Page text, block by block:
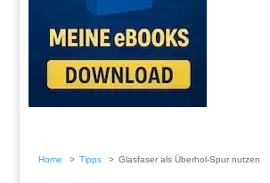
Home Tipps Glasfaser als Überhol-Spur nutzen